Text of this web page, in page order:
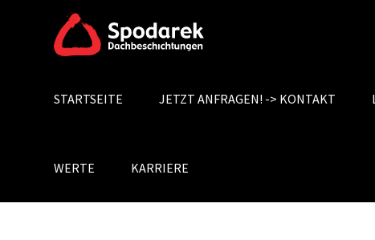
Search
STARTSEITE JETZT ANFRAGEN! -> KONTAKT
WERTE KARRIERE